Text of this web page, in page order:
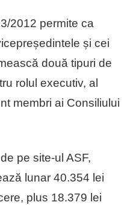
2012 permite ca
și cei
două tipuri de
rolul executiv, al
membri ai Consiliului
pe site-ul ASF,
lunar 40.354 lei
plus 18.379 lei